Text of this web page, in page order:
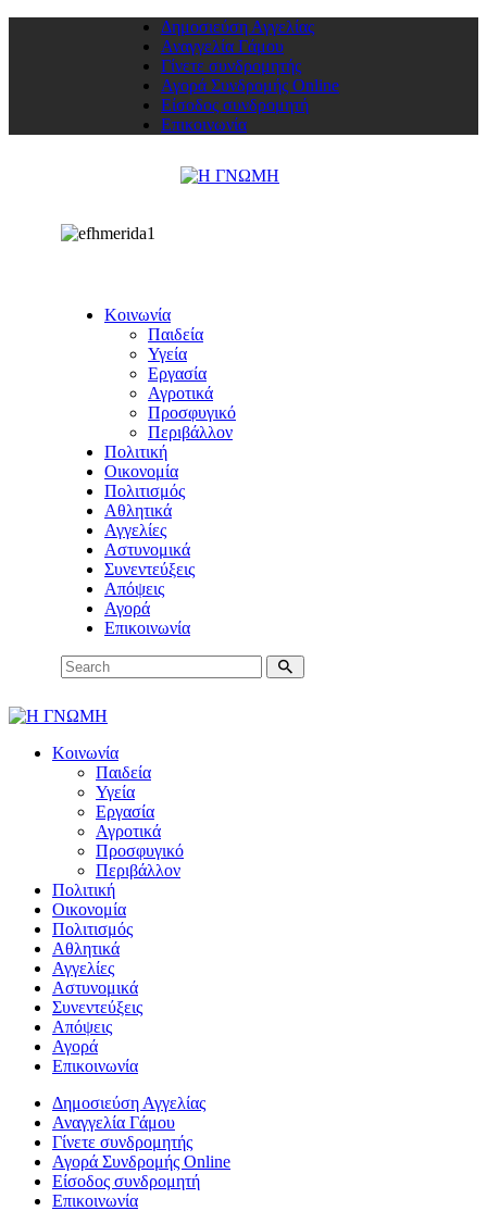
Δημοσιεύση Αγγελίας
Αναγγελία Γάμου
Γίνετε συνδρομητής
Αγορά Συνδρομής Online
Είσοδος συνδρομητή
Επικοινωνία
Κοινωνία
Παιδεία
Υγεία
Εργασία
Αγροτικά
Προσφυγικό
Περιβάλλον
Πολιτική
Οικονομία
Πολιτισμός
Αθλητικά
Αγγελίες
Αστυνομικά
Συνεντεύξεις
Απόψεις
Αγορά
Επικοινωνία
Κοινωνία
Παιδεία
Υγεία
Εργασία
Αγροτικά
Προσφυγικό
Περιβάλλον
Πολιτική
Οικονομία
Πολιτισμός
Αθλητικά
Αγγελίες
Αστυνομικά
Συνεντεύξεις
Απόψεις
Αγορά
Επικοινωνία
Δημοσιεύση Αγγελίας
Αναγγελία Γάμου
Γίνετε συνδρομητής
Αγορά Συνδρομής Online
Είσοδος συνδρομητή
Επικοινωνία